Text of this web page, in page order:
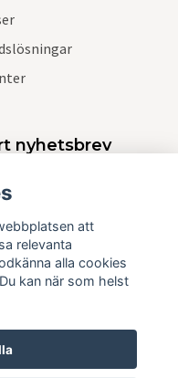
nyhetsbrev
att
relevanta
alla cookies
kan när som helst